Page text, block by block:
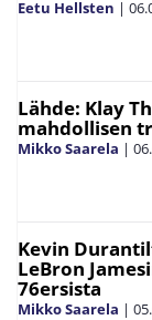
Eetu Hellsten |
Lähde: Klay
mahdollisen
Mikko Saarela |
Kevin
LeBron
76ersista
Mikko Saarela |